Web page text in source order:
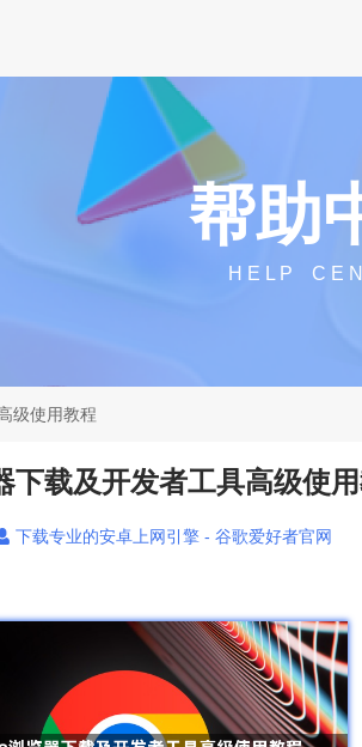
帮助
H E L P C E
级使用教程
下载及开发者工具高级使
下载专业的安卓上网引擎 - 谷歌爱好者官网